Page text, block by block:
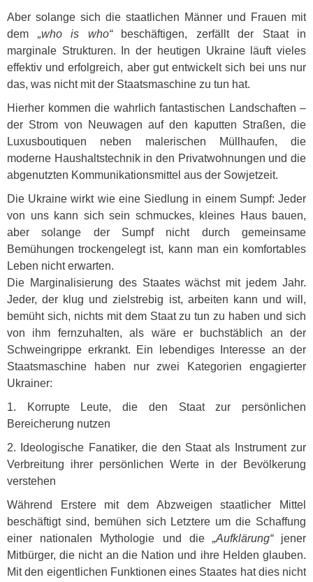
Aber solange sich die staatlichen Männer und Frauen mit
dem „who is who“beschäftigen, zerfällt der Staat in
marginale Strukturen. In der heutigen Ukraine läuft vieles
effektiv und erfolgreich, aber gut entwickelt sich bei uns nur
das, was nicht mit der Staatsmaschine zu tun hat.
Hierher kommen die wahrlich fantastischen Landschaften –
der Strom von Neuwagen auf den kaputten Straßen, die
Luxusboutiquen neben malerischen Müllhaufen, die
moderne Haushaltstechnik in den Privatwohnungen und die
abgenutzten Kommunikationsmittel aus der Sowjetzeit.
Die Ukraine wirkt wie eine Siedlung in einem Sumpf: Jeder
von uns kann sich sein schmuckes, kleines Haus bauen,
aber solange der Sumpf nicht durch gemeinsame
Bemühungen trockengelegt ist, kann man ein komfortables
Leben nicht erwarten.
Die Marginalisierung des Staates wächst mit jedem Jahr.
Jeder, der klug und zielstrebig ist, arbeiten kann und will,
bemüht sich, nichts mit dem Staat zu tun zu haben und sich
von ihm fernzuhalten, als wäre er buchstäblich an der
Schweingrippe erkrankt. Ein lebendiges Interesse an der
Staatsmaschine haben nur zwei Kategorien engagierter
Ukrainer:
1. Korrupte Leute, die den Staat zur persönlichen
Bereicherung nutzen
2. Ideologische Fanatiker, die den Staat als Instrument zur
Verbreitung ihrer persönlichen Werte in der Bevölkerung
verstehen
Während Erstere mit dem Abzweigen staatlicher Mittel
beschäftigt sind, bemühen sich Letztere um die Schaffung
einer nationalen Mythologie und die „Aufklärung“jener
Mitbürger, die nicht an die Nation und ihre Helden glauben.
Mit den eigentlichen Funktionen eines Staates hat dies nicht